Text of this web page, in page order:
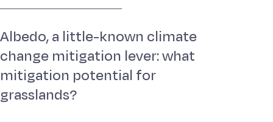
Albedo, a little-known climate
change mitigation lever: what
mitigation potential for
grasslands?